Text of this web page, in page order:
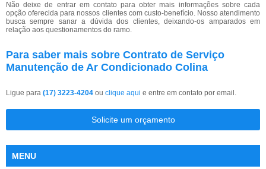
Não deixe de entrar em contato para obter mais informações sobre cada
opção oferecida para nossos clientes com custo-benefício. Nosso atendimento
busca sempre sanar a dúvida dos clientes, deixando-os amparados em
relação aos questionamentos do ramo.
Para saber mais sobre Contrato de Serviço
Manutenção de Ar Condicionado Colina
Ligue para (17) 3223-4204 ou clique aqui e entre em contato por email.
Solicite um orçamento
MENU